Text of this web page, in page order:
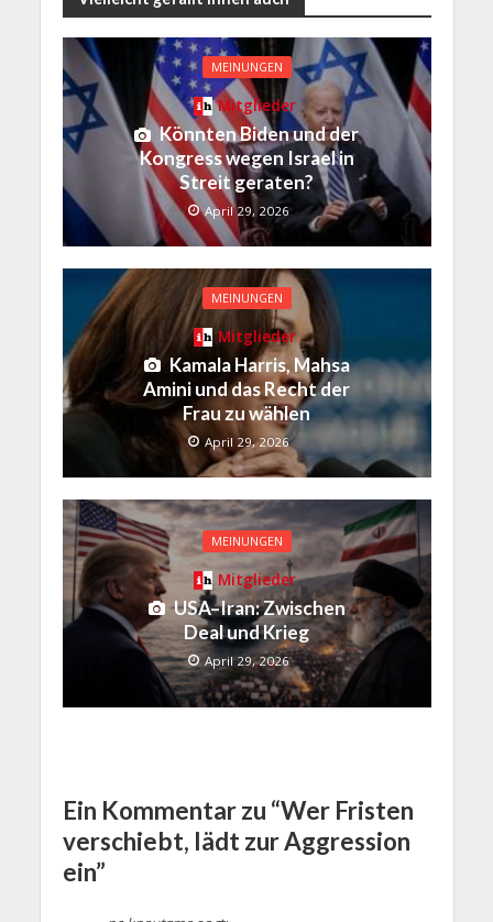
MEINUNGEN
Mitglieder
Könnten Biden und der
Kongress wegen Israel in
Streit geraten?
April 29, 2026
MEINUNGEN
Mitglieder
Kamala Harris, Mahsa
Amini und das Recht der
Frau zu wählen
April 29, 2026
MEINUNGEN
Mitglieder
USA–Iran: Zwischen
Deal und Krieg
April 29, 2026
Ein Kommentar zu “Wer Fristen
verschiebt, lädt zur Aggression
ein”